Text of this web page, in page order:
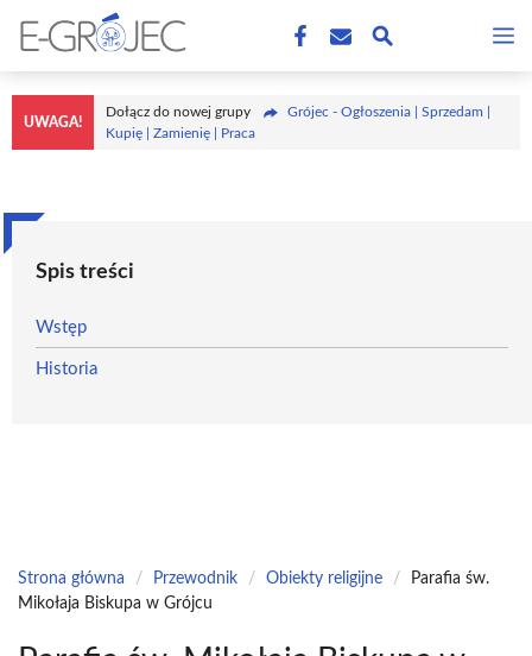
treści
UWAGA!
Dołącz do nowej grupy
Grójec - Ogłoszenia | Sprzedam |
Kupię | Zamienię | Praca
Spis treści
Wstęp
Historia
Strona główna / Przewodnik / Obiekty religijne /
Parafia św.
Mikołaja Biskupa w Grójcu